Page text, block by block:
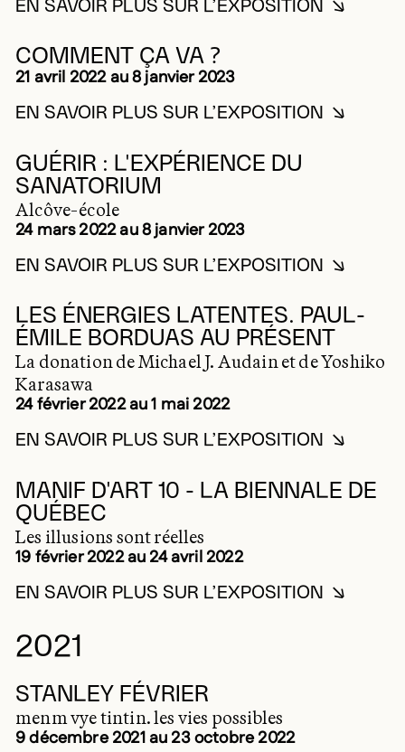
EN SAVOIR PLUS SUR L’EXPOSITION
EN SAVOIR PLUS SUR
2022
COMMENT ÇA VA ?
21 avril 2022 au 8 janvier 2023
EN SAVOIR PLUS SUR L’EXPOSITION
EN SAVOIR PLUS SUR
2022
GUÉRIR : L'EXPÉRIENCE DU
SANATORIUM
Alcôve-école
24 mars 2022 au 8 janvier 2023
EN SAVOIR PLUS SUR L’EXPOSITION
EN SAVOIR PLUS SUR
2022
LES ÉNERGIES LATENTES. PAUL-
ÉMILE BORDUAS AU PRÉSENT
La donation de Michael J. Audain et de Yoshiko
Karasawa
24 février 2022 au 1 mai 2022
EN SAVOIR PLUS SUR L’EXPOSITION
EN SAVOIR PLUS SUR
2022
MANIF D'ART 10 - LA BIENNALE DE
QUÉBEC
Les illusions sont réelles
19 février 2022 au 24 avril 2022
EN SAVOIR PLUS SUR L’EXPOSITION
EN SAVOIR PLUS SUR
2021
STANLEY FÉVRIER
menm vye tintin. les vies possibles
9 décembre 2021 au 23 octobre 2022